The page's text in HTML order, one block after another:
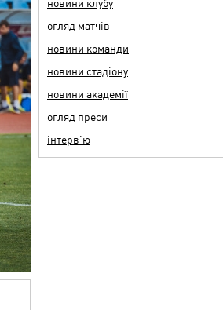
новини клубу
огляд матчів
новини команди
новини стадіону
новини академії
огляд преси
інтерв'ю